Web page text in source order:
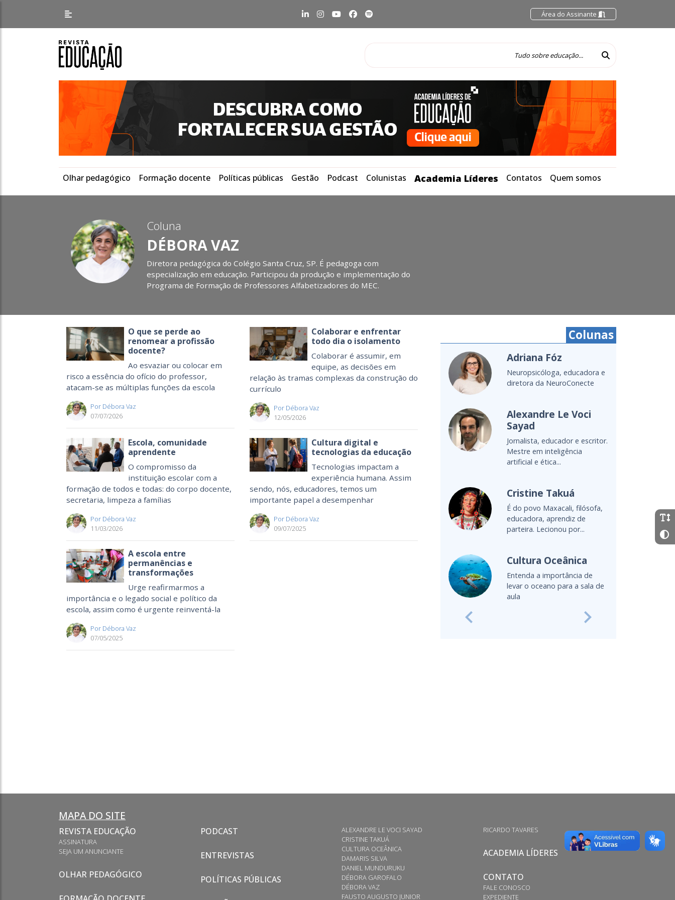
Área do Assinante
Olhar pedagógico Formação docente Políticas públicas Gestão Podcast Colunistas Academia Líderes Contatos Quem somos
Coluna
DÉBORA VAZ
Diretora pedagógica do Colégio Santa Cruz, SP. É pedagoga com
especialização em educação. Participou da produção e implementação do
Programa de Formação de Professores Alfabetizadores do MEC.
O que se perde ao
renomear a profissão
docente?
Ao esvaziar ou colocar em
risco a essência do ofício do professor,
atacam-se as múltiplas funções da escola
Por Débora Vaz
07/07/2026
Colaborar e enfrentar
todo dia o isolamento
Colaborar é assumir, em
equipe, as decisões em
relação às tramas complexas da construção do
currículo
Por Débora Vaz
12/05/2026
Escola, comunidade
aprendente
O compromisso da
instituição escolar com a
formação de todos e todas: do corpo docente,
secretaria, limpeza a famílias
Por Débora Vaz
11/03/2026
Cultura digital e
tecnologias da educação
Tecnologias impactam a
experiência humana. Assim
sendo, nós, educadores, temos um
importante papel a desempenhar
Por Débora Vaz
09/07/2025
A escola entre
permanências e
transformações
Urge reafirmarmos a
importância e o legado social e político da
escola, assim como é urgente reinventá-la
Por Débora Vaz
07/05/2025
Colunas
Adriana Fóz
Neuropsicóloga, educadora e
diretora da NeuroConecte
Alexandre Le Voci
Sayad
Jornalista, educador e escritor.
Mestre em inteligência
artificial e ética...
Cristine Takuá
É do povo Maxacali, filósofa,
educadora, aprendiz de
parteira. Lecionou por...
Cultura Oceânica
Entenda a importância de
levar o oceano para a sala de
aula
Previous Next
MAPA DO SITE
REVISTA EDUCAÇÃO
ASSINATURA
SEJA UM ANUNCIANTE
OLHAR PEDAGÓGICO
PODCAST
ENTREVISTAS
POLÍTICAS PÚBLICAS
ALEXANDRE LE VOCI SAYAD
CRISTINE TAKUÁ
CULTURA OCEÂNICA
DAMARIS SILVA
DANIEL MUNDURUKU
DÉBORA GAROFALO
DÉBORA VAZ
FAUSTO AUGUSTO JUNIOR
RICARDO TAVARES
ACADEMIA LÍDERES
CONTATO
FALE CONOSCO
EXPEDIENTE